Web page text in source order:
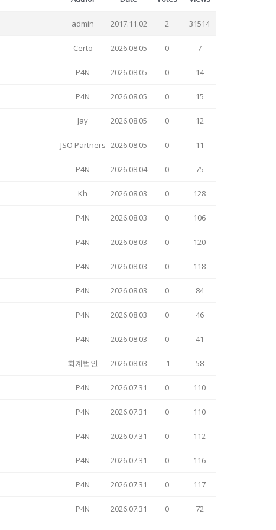
admin 2017.11.02 2 31514
Certo 2026.08.05 0 7
P4N 2026.08.05 0 14
P4N 2026.08.05 0 15
Jay 2026.08.05 0 12
JSO Partners 2026.08.05 0 11
P4N 2026.08.04 0 75
Kh 2026.08.03 0 128
P4N 2026.08.03 0 106
P4N 2026.08.03 0 120
P4N 2026.08.03 0 118
P4N 2026.08.03 0 84
P4N 2026.08.03 0 46
P4N 2026.08.03 0 41
회계법인 2026.08.03 -1 58
P4N 2026.07.31 0 110
P4N 2026.07.31 0 110
P4N 2026.07.31 0 112
P4N 2026.07.31 0 116
P4N 2026.07.31 0 117
P4N 2026.07.31 0 72